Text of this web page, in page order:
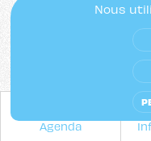
Agenda
l’inclusivité
en couleurs qui
beaucoup
d’existence et
Nous